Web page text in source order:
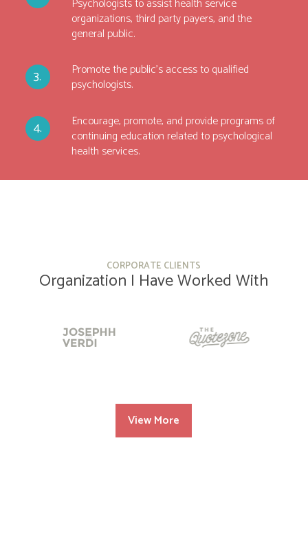
Psychologists to assist health service
organizations, third party payers, and the
general public.
Promote the public’s access to qualified
psychologists.
Encourage, promote, and provide programs of
continuing education related to psychological
health services.
CORPORATE CLIENTS
Organization I Have Worked With
View More